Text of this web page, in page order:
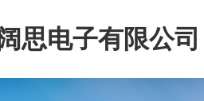
思电子有限公司